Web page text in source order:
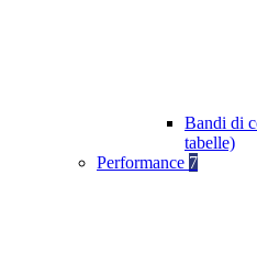
Bandi di
tabelle)
Performance 7